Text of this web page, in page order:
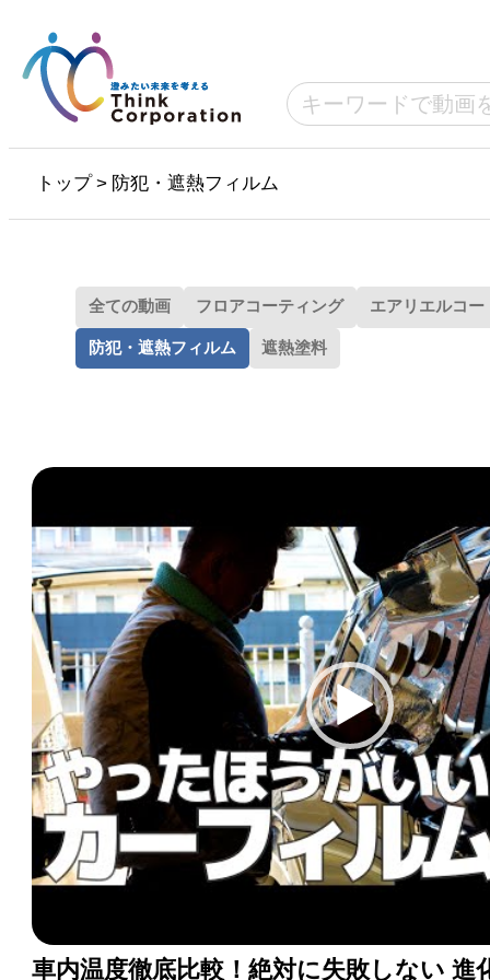
トップ > 防犯・遮熱フィルム
全ての動画 フロアコーティング エアリエルコー
防犯・遮熱フィルム 遮熱塗料
車内温度徹底比較！絶対に失敗しない 進